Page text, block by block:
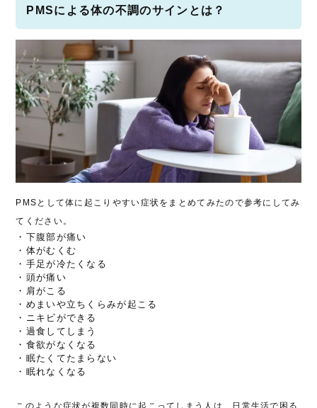
PMSによる体の不調のサインとは？
PMSとして体に起こりやすい症状をまとめてみたので参考にしてみ
てください。
・下腹部が痛い
・体がむくむ
・手足が冷たくなる
・頭が痛い
・肩がこる
・めまいや立ちくらみが起こる
・ニキビができる
・過食してしまう
・食欲がなくなる
・眠たくてたまらない
・眠れなくなる
このような症状が複数同時に起こってしまう人は、日常生活で困る